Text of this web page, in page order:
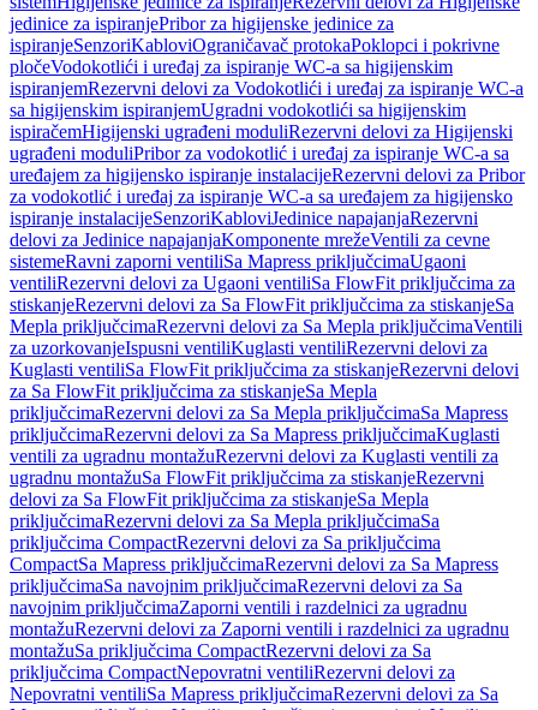
jedinice za ispiranjePribor za higijenske jedinice za
ispiranjeSenzoriKabloviOgraničavač protokaPoklopci i pokrivne
pločeVodokotlići i uređaj za ispiranje WC-a sa higijenskim
ispiranjemRezervni delovi za Vodokotlići i uređaj za ispiranje WC-a
sa higijenskim ispiranjemUgradni vodokotlići sa higijenskim
ispiračemHigijenski ugrađeni moduliRezervni delovi za Higijenski
ugrađeni moduliPribor za vodokotlić i uređaj za ispiranje WC-a sa
uređajem za higijensko ispiranje instalacijeRezervni delovi za Pribor
za vodokotlić i uređaj za ispiranje WC-a sa uređajem za higijensko
ispiranje instalacijeSenzoriKabloviJedinice napajanjaRezervni
delovi za Jedinice napajanjaKomponente mrežeVentili za cevne
sistemeRavni zaporni ventiliSa Mapress priključcimaUgaoni
ventiliRezervni delovi za Ugaoni ventiliSa FlowFit priključcima za
stiskanjeRezervni delovi za Sa FlowFit priključcima za stiskanjeSa
Mepla priključcimaRezervni delovi za Sa Mepla priključcimaVentili
za uzorkovanjeIspusni ventiliKuglasti ventiliRezervni delovi za
Kuglasti ventiliSa FlowFit priključcima za stiskanjeRezervni delovi
za Sa FlowFit priključcima za stiskanjeSa Mepla
priključcimaRezervni delovi za Sa Mepla priključcimaSa Mapress
priključcimaRezervni delovi za Sa Mapress priključcimaKuglasti
ventili za ugradnu montažuRezervni delovi za Kuglasti ventili za
ugradnu montažuSa FlowFit priključcima za stiskanjeRezervni
delovi za Sa FlowFit priključcima za stiskanjeSa Mepla
priključcimaRezervni delovi za Sa Mepla priključcimaSa
priključcima CompactRezervni delovi za Sa priključcima
CompactSa Mapress priključcimaRezervni delovi za Sa Mapress
priključcimaSa navojnim priključcimaRezervni delovi za Sa
navojnim priključcimaZaporni ventili i razdelnici za ugradnu
montažuRezervni delovi za Zaporni ventili i razdelnici za ugradnu
montažuSa priključcima CompactRezervni delovi za Sa
priključcima CompactNepovratni ventiliRezervni delovi za
Nepovratni ventiliSa Mapress priključcimaRezervni delovi za Sa